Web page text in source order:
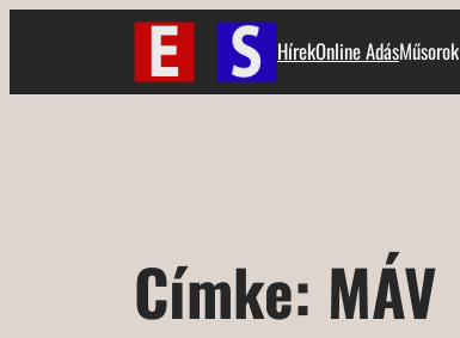
HírekOnline AdásMűsorok
Címke: MÁV